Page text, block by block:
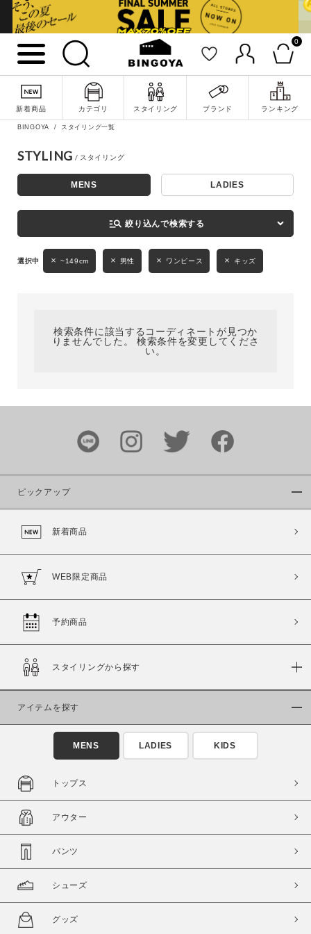
0
新着商品 カテゴリ スタイリング ブランド ランキング
詳細検索
KIDS
カラー
価格
～
商品タイプ
通常商品 予約商品
在庫
在庫あり 在庫なし含む
BINGOYA スタイリング一覧
STYLING
MENS LADIES
manage_search 絞り込んで検索する
~149cm 男性 ワンピース キッズ
検索条件に該当するコーディネートが見つか
りませんでした。 検索条件を変更してくださ
い。
ピックアップ
新着商品
WEB限定商品
予約商品
スタイリングから探す
アイテムを探す
MENS LADIES KIDS
トップス
アウター
パンツ
シューズ
グッズ